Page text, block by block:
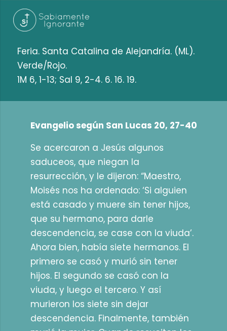
Feria. Santa Catalina de Alejandría. (ML).
Verde/Rojo.
1M 6, 1-13; Sal 9, 2-4. 6. 16. 19.
Evangelio según San Lucas 20, 27-40
Se acercaron a Jesús algunos
saduceos, que niegan la
resurrección, y le dijeron: “Maestro,
Moisés nos ha ordenado: ‘Si alguien
está casado y muere sin tener hijos,
que su hermano, para darle
descendencia, se case con la viuda’.
Ahora bien, había siete hermanos. El
primero se casó y murió sin tener
hijos. El segundo se casó con la
viuda, y luego el tercero. Y así
murieron los siete sin dejar
descendencia. Finalmente, también